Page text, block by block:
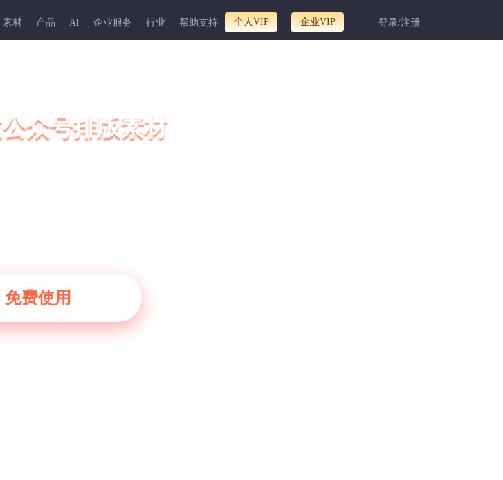
素材 产品 AI 企业服务 行业 帮助支持 个人VIP 企业VIP 登录/注册
众号排版素材
免费使用